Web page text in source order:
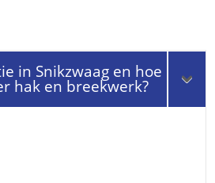
in Snikzwaag en hoe
hak en breekwerk?